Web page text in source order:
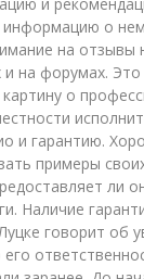
и
о
на отзывы
и на форумах.
о
и гарантию.
примеры
ли
Наличие
говорит об